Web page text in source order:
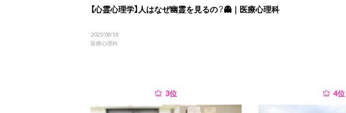
【心霊心理学】人はなぜ幽霊を見るの？👻｜医療心理科
2025/08/18
医療心理科
位 位